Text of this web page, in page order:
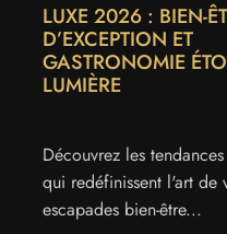
LUXE 2026 : BIEN-
D’EXCEPTION ET
GASTRONOMIE
LUMIÈRE
Découvrez les
qui redéfinissent l'art de
escapades bien-être...